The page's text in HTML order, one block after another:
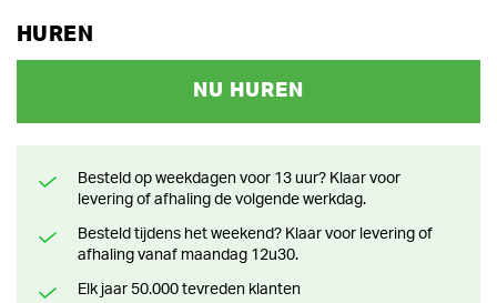
HUREN
NU HUREN
Besteld op weekdagen voor 13 uur? Klaar voor
levering of afhaling de volgende werkdag.
Besteld tijdens het weekend? Klaar voor levering of
afhaling vanaf maandag 12u30.
Elk jaar 50.000 tevreden klanten